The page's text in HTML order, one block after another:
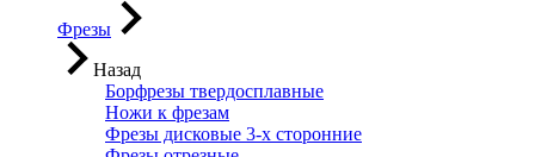
Фрезы
Назад
Борфрезы твердосплавные
Ножи к фрезам
Фрезы дисковые 3-х сторонние